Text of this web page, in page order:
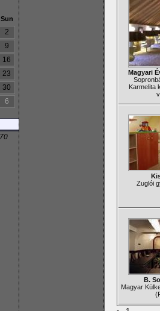
Sun
2
9
16
23
30
6
Magyari
Karmelita
Zuglói
B.
Magyar